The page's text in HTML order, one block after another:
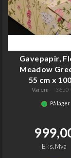
Gavepapir,
Meadow
55 cm x
Varenr
På lager
Eks.Mva